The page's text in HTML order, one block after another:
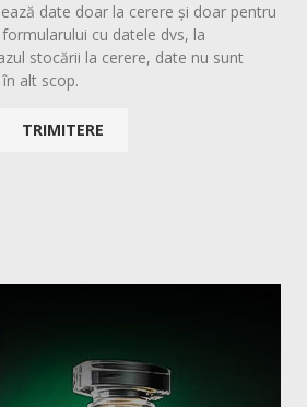
date doar la cerere și doar pentru
cu datele dvs, la
stocării la cerere, date nu sunt
alt scop.